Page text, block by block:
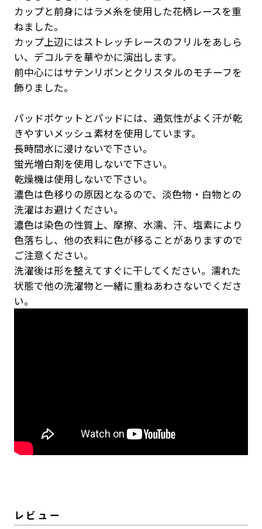
カップと前身にはラメ糸を使用した花柄レースを重
ねました。
カップ上辺にはストレッチレースのフリルをあしら
い、デコルテを華やかに演出します。
前中心にはサテンリボンとクリスタルのモチーフを
飾りました。
パッドポケットとパッドには、通気性がよく汗が乾
きやすいメッシュ素材を使用しています。
長時間水に浸けないで下さい。
蛍光増白剤を使用しないで下さい。
乾燥機は使用しないで下さい。
濃色は色移りの原因となるので、淡色物・白物との
洗濯はお避けください。
濃色は染色の性質上、摩擦、水濡、汗、塩素により
色落ちし、他の衣料に色が移ることがありますので
ご注意ください。
洗濯後は形を整えてすぐに干してください。濡れた
状態で他の洗濯物と一緒に重ねあわさないでくださ
い。